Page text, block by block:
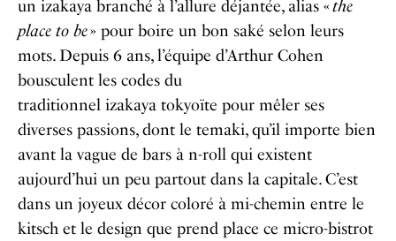
un izakaya branché à l’allure déjantée, alias «the
place to be» pour boire un bon saké selon leurs
mots. Depuis 6 ans, l’équipe d’Arthur Cohen
bousculent les codes du
traditionnel izakaya tokyoïte pour mêler ses
diverses passions, dont le temaki, qu’il importe bien
avant la vague de bars à n-roll qui existent
aujourd’hui un peu partout dans la capitale. C’est
dans un joyeux décor coloré à mi-chemin entre le
kitsch et le design que prend place ce micro-bistrot